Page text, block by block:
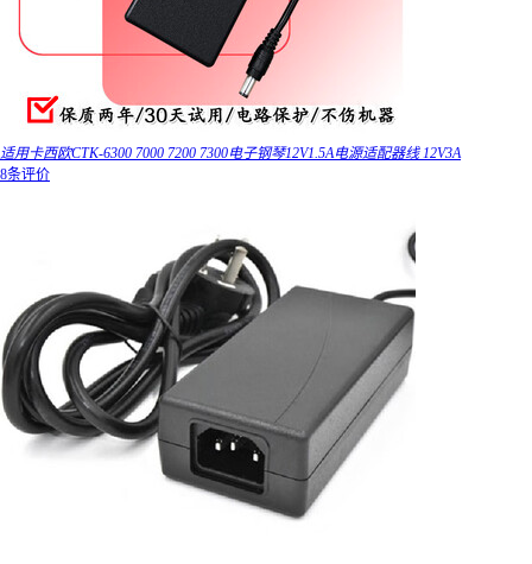
适用卡西欧CTK-6300 7000 7200 7300电子钢琴12V1.5A电源适配器线 12V3A
8条评价